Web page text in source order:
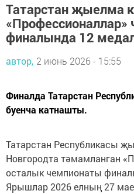
Татарстан җыелма
финалында 12
автор, 2 июнь 2026 - 15:55
Финалда Татарстан
буенча катнашты.
Татарстан Республикасы
Новгородта тәмамланган
осталык чемпионаты
Ярышлар 2026 елның 27